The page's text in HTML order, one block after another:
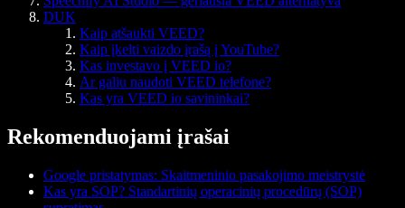
DUK
Kaip atšaukti VEED?
Kaip įkelti vaizdo įrašą į YouTube?
Kas investavo į VEED io?
Ar galiu naudoti VEED telefone?
Kas yra VEED io savininkai?
Rekomenduojami įrašai
Google pristatymas: Skaitmeninio pasakojimo meistrystė
Kas yra SOP? Standartinių operacinių procedūrų (SOP)